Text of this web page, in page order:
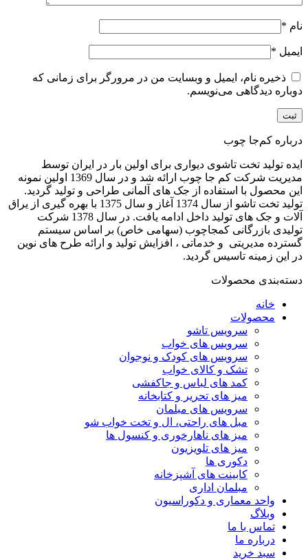
نام *
ایمیل *
ذخیره نام، ایمیل و وبسایت من در مرورگر برای زمانی که
دوباره دیدگاهی می‌نویسم.
درباره کم‌جا چوب
ایده تولید تخت تاشوی دیواری برای اولین بار در ایران توسط
مدیریت شرکت کم جا چوب ارائه شد و در سال 1369 اولین نمونه
این محصول با استفاده از جک های آلمانی طراحی و تولید گردید.
تولید تخت تاشو از سال 1374 آغاز و سال 1375 با بهره گیری از یراق
آلات و جک های تولید داخل ادامه یافت. در سال 1378 شرکت
تولیدی بازرگانی کمجاچوب (سهامی خاص) بر اساس سیستم
گسترده مدیریتی و خدماتی ، افزایش تولید و ارائه طرح های نوین
در این زمینه تاسیس گردید.
دسته‌بندی محصولات
خانه
محصولات
سرویس تاشو
سرویس های خواب
سرویس های کودک و نوجوان
تشک و کالای خواب
کمد های لباس و جاکفشی
میز های تحریر و کتابخانه
سرویس های مبلمان
مبل های راحتی، ال و تخت خواب شو
میز های ناهارخوری و کنسول ها
میز های تلویزیون
دکوری ها
کابینت های آشپزخانه
مبلمان اداری
واحد معماری و دکوراسیون
وبلاگ
تماس با ما
درباره ما
سبد خرید